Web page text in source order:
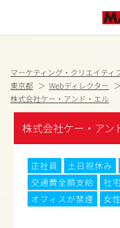
マーケティング・クリエイティ
東京都
Webディレクター
株式会社ケー・アンド・エル
株式会社ケー・アン
正社員 土日祝休み
交通費全額支給
社
オフィスが禁煙
女